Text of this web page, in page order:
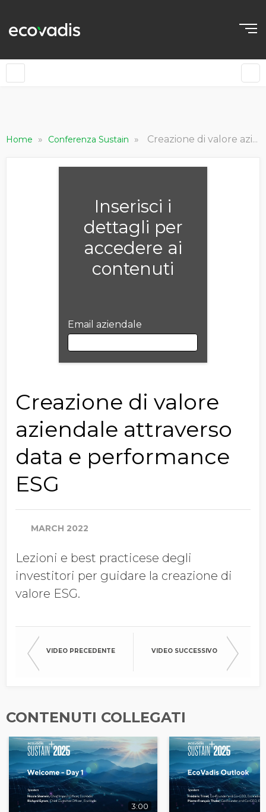
Home » Conferenza Sustain » Creazione di valore aziendale attraverso data e performance ESG
Inserisci i
dettagli per
accedere ai
contenuti
Email aziendale
Nome
Azienda
Qualifica
Complessive
ACCETTO DI RICEVERE
PIÙ INFORMAZIONI DA
ECOVADIS
Creazione di valore
aziendale attraverso
data e performance
ESG
MARCH 2022
Lezioni e best practicese degli
investitori per guidare la creazione di
valore ESG.
VIDEO PRECEDENTE VIDEO SUCCESSIVO
CONTENUTI COLLEGATI
3:00